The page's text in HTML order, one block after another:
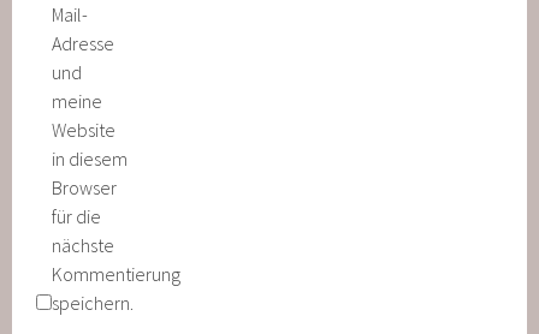
Mail-
Adresse
und
meine
Website
in diesem
Browser
für die
nächste
Kommentierung
speichern.